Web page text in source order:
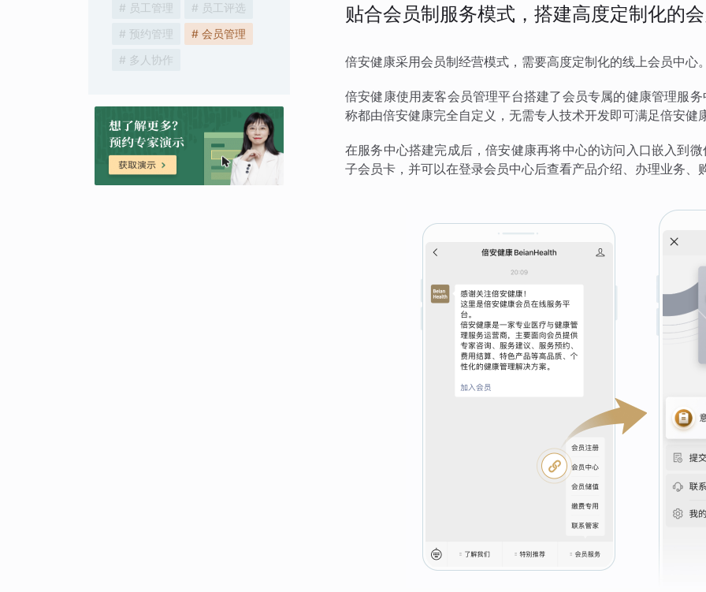
# 员工管理
# 员工评选
# 预约管理
# 会员管理
# 多人协作
贴合会员制服务模式，搭建高度定制化的
倍安健康采用会员制经营模式，需要高度定制化的线上会员中心
倍安健康使用麦客会员管理平台搭建了会员专属的健康管理服
称都由倍安健康完全自定义，无需专人技术开发即可满足倍安健
在服务中心搭建完成后，倍安健康再将中心的访问入口嵌入到
子会员卡，并可以在登录会员中心后查看产品介绍、办理业务、